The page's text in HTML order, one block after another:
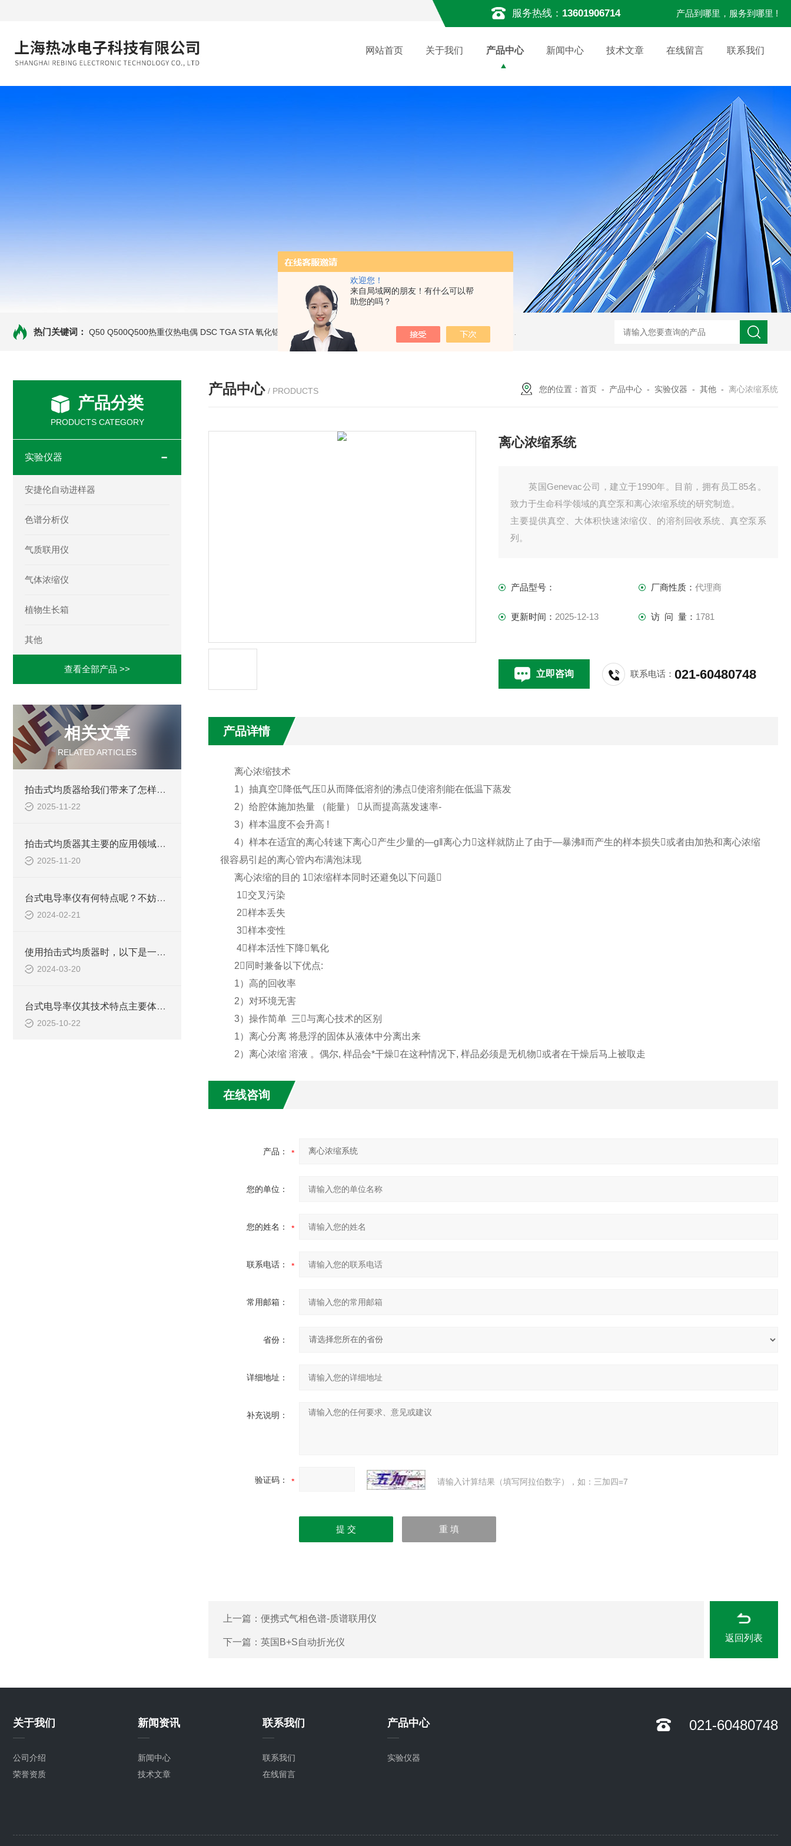
欢迎您！
来自局域网的朋友！有什么可以帮
助您的吗？
服务热线： 13601906714 产品到哪里，服务到哪里 !
网站首页 关于我们 产品中心 新闻中心 技术文章 在线留言 联系我们
热门关键词： Q50 Q500Q500热重仪热电偶 DSC TGA STA 氧化铝坩埚 同步热分析维修配件STA449样品支架STA409 热天平灯泡 Diamond TG/DTA维修配件 热分析仪维修配件 热分析CF卡 DSC Q20 Q50
产品分类
PRODUCTS CATEGORY
实验仪器
安捷伦自动进样器
色谱分析仪
气质联用仪
气体浓缩仪
植物生长箱
其他
查看全部产品 >>
相关文章
RELATED ARTICLES
拍击式均质器给我们带来了怎样的特点呢？
2025-11-22
拍击式均质器其主要的应用领域及具体案例
2025-11-20
台式电导率仪有何特点呢？不妨看看下文！
2024-02-21
使用拍击式均质器时，以下是一些需要注意的事项
2024-03-20
台式电导率仪其技术特点主要体现在以下几个方面
2025-10-22
产品中心 / PRODUCTS 您的位置： 首页 - 产品中心 - 实验仪器 - 其他 - 离心浓缩系统
离心浓缩系统
英国Genevac公司，建立于1990年。目前，拥有员工85名。
致力于生命科学领域的真空泵和离心浓缩系统的研究制造。
主要提供真空、大体积快速浓缩仪、的溶剂回收系统、真空泵系
列。
2009年获IBO 工业设计金奖。
产品型号： 厂商性质： 代理商
更新时间： 2025-12-13 访 问 量： 1781
立即咨询 联系电话：021-60480748
产品详情
离心浓缩技术
1）抽真空降低气压从而降低溶剂的沸点使溶剂能在低温下蒸发
2）给腔体施加热量 （能量） 从而提高蒸发速率-
3）样本温度不会升高 !
4）样本在适宜的离心转速下离心产生少量的―g‖离心力这样就防止了由于―暴沸‖而产生的样本损失或者由加热和离心浓缩
很容易引起的离心管内布满泡沫现
离心浓缩的目的 1浓缩样本同时还避免以下问题
1交叉污染
2样本丢失
3样本变性
4样本活性下降氧化
2同时兼备以下优点:
1）高的回收率
2）对环境无害
3）操作简单 三与离心技术的区别
1）离心分离 将悬浮的固体从液体中分离出来
2）离心浓缩 溶液 。偶尔, 样品会*干燥在这种情况下, 样品必须是无机物或者在干燥后马上被取走
在线咨询
产品：
您的单位：
您的姓名：
联系电话：
常用邮箱：
省份：
详细地址：
补充说明：
验证码： 请输入计算结果（填写阿拉伯数字），如：三加四=7
上一篇： 便携式气相色谱-质谱联用仪
下一篇： 英国B+S自动折光仪 返回列表
关于我们
公司介绍
荣誉资质
新闻资讯
新闻中心
技术文章
联系我们
联系我们
在线留言
产品中心
实验仪器
021-60480748